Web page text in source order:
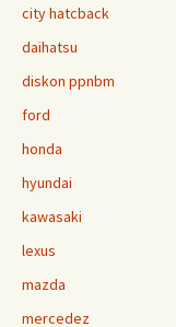
city hatcback
daihatsu
diskon ppnbm
ford
honda
hyundai
kawasaki
lexus
mazda
mercedez